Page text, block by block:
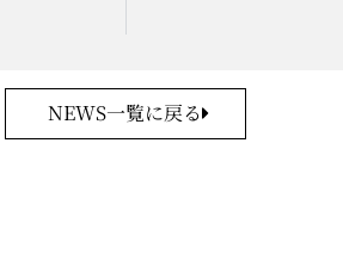
NEWS一覧に戻る